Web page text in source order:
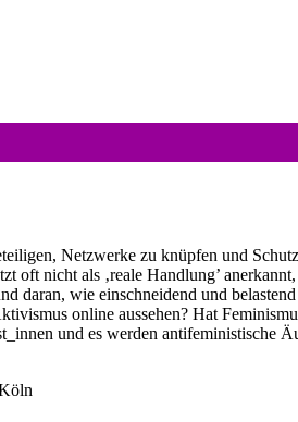
Netzwerke zu knüpfen und
nicht als ‚reale Handlung’
daran, wie einschneidend und
online aussehen? Hat
und es werden antifeministische